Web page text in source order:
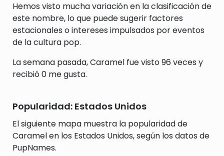
Hemos visto mucha variación en la clasificación de
este nombre, lo que puede sugerir factores
estacionales o intereses impulsados por eventos
de la cultura pop.
La semana pasada, Caramel fue visto 96 veces y
recibió 0 me gusta.
Popularidad: Estados Unidos
El siguiente mapa muestra la popularidad de
Caramel en los Estados Unidos, según los datos de
PupNames.